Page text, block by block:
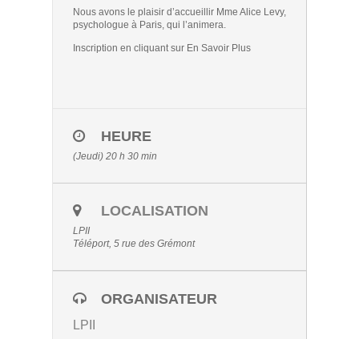
Nous avons le plaisir d’accueillir Mme Alice Levy,
psychologue à Paris, qui l’animera.
Inscription en cliquant sur En Savoir Plus
HEURE
(Jeudi) 20 h 30 min
LOCALISATION
LPII
Téléport, 5 rue des Grémont
ORGANISATEUR
LPII